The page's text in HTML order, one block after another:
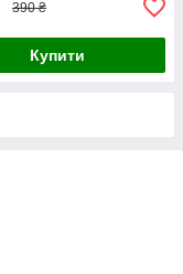
390 ₴
Купити